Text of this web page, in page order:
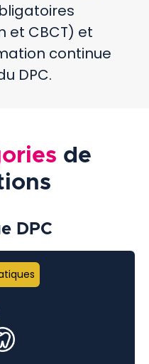
et CBCT) et
continue
DPC.
de
DPC